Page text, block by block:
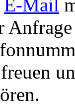
E-Mail